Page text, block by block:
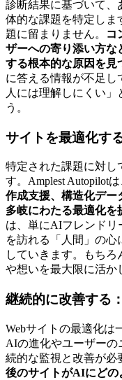
診断結果に基づいて、
体的な課題を特定しま
題に留まりません。
コ
ザーへの寄り添い方
する根本的な原因を見
に答える情報が不足
人には理解しにくい」
う。
サイトを最適化す
特定された課題に対し
す。Amplest Autopilotは
作成支援、構造化デー
多岐にわたる最適化を
は、単にAIフレンドリ
を訪れる「人間」の
していきます。もち
や想いを最大限に活か
継続的に改善する
Webサイトの最適化は
AIの進化やユーザーの
続的な監視と改善が必
後のサイトがAIにどの